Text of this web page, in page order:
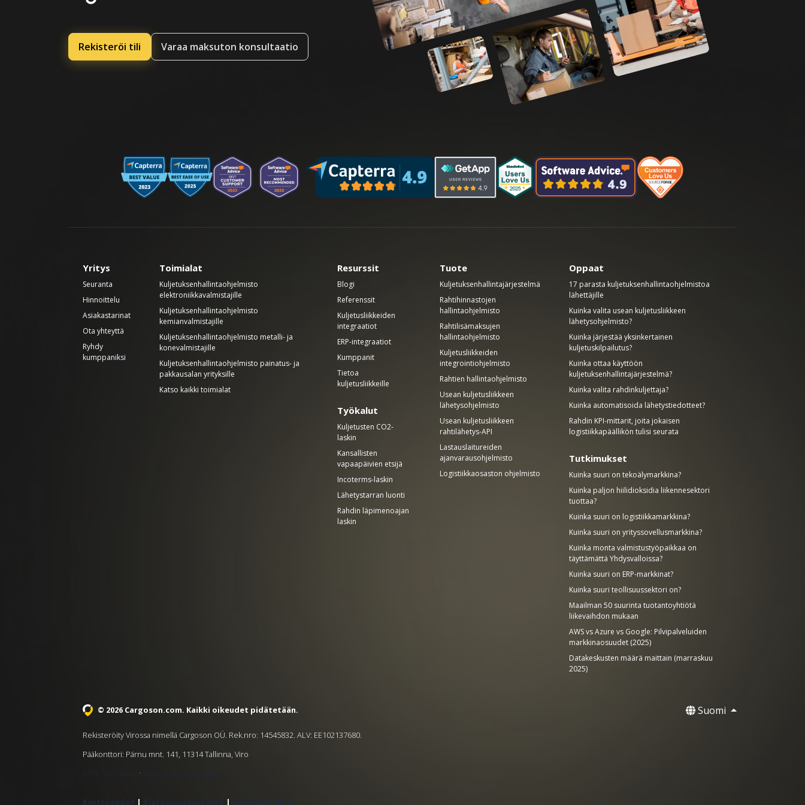
Rekisteröi tili Varaa maksuton konsultaatio
Yritys
Seuranta
Hinnoittelu
Asiakastarinat
Ota yhteyttä
Ryhdy
kumppaniksi
Toimialat
Kuljetuksenhallintaohjelmisto
elektroniikkavalmistajille
Kuljetuksenhallintaohjelmisto
kemianvalmistajille
Kuljetuksenhallintaohjelmisto metalli- ja
konevalmistajille
Kuljetuksenhallintaohjelmisto painatus- ja
pakkausalan yrityksille
Katso kaikki toimialat
Resurssit
Blogi
Referenssit
Kuljetusliikkeiden
integraatiot
ERP-integraatiot
Kumppanit
Tietoa
kuljetusliikkeille
Työkalut
Kuljetusten CO2-
laskin
Kansallisten
vapaapäivien etsijä
Incoterms-laskin
Lähetystarran luonti
Rahdin läpimenoajan
laskin
Tuote
Kuljetuksenhallintajärjestelmä
Rahtihinnastojen
hallintaohjelmisto
Rahtilisämaksujen
hallintaohjelmisto
Kuljetusliikkeiden
integrointiohjelmisto
Rahtien hallintaohjelmisto
Usean kuljetusliikkeen
lähetysohjelmisto
Usean kuljetusliikkeen
rahtilähetys-API
Lastauslaitureiden
ajanvarausohjelmisto
Logistiikkaosaston ohjelmisto
Oppaat
17 parasta kuljetuksenhallintaohjelmistoa
lähettäjille
Kuinka valita usean kuljetusliikkeen
lähetysohjelmisto?
Kuinka järjestää yksinkertainen
kuljetuskilpailutus?
Kuinka ottaa käyttöön
kuljetuksenhallintajärjestelmä?
Kuinka valita rahdinkuljettaja?
Kuinka automatisoida lähetystiedotteet?
Rahdin KPI-mittarit, joita jokaisen
logistiikkapäällikön tulisi seurata
Tutkimukset
Kuinka suuri on tekoälymarkkina?
Kuinka paljon hiilidioksidia liikennesektori
tuottaa?
Kuinka suuri on logistiikkamarkkina?
Kuinka suuri on yrityssovellusmarkkina?
Kuinka monta valmistustyöpaikkaa on
täyttämättä Yhdysvalloissa?
Kuinka suuri on ERP-markkinat?
Kuinka suuri teollisuussektori on?
Maailman 50 suurinta tuotantoyhtiötä
liikevaihdon mukaan
AWS vs Azure vs Google: Pilvipalveluiden
markkinaosuudet (2025)
Datakeskusten määrä maittain (marraskuu
2025)
© 2026 Cargoson.com. Kaikki oikeudet pidätetään. Suomi
Rekisteröity Virossa nimellä Cargoson OÜ. Rek.nro: 14545832. ALV: EE102137680.
Pääkonttori: Pärnu mnt. 141, 11314 Tallinna, Viro
+372 5555 0028
· hello@cargoson.com
Käyttöehdot | Tietosuojakäytäntö | Evästekäytäntö